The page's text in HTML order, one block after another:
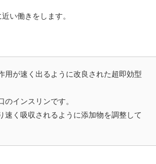
い働きをします。
用が速く出るように改良された超即効型
インスリンです。
速く吸収されるように添加物を調整して